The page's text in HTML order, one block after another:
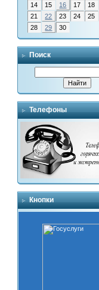
14
15 16 17 18
21
22 23 24 25
28
29 30
Поиск
Телефоны
Кнопки